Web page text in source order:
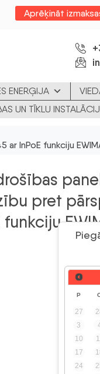
Aprēķināt
ENERĢIJA
UN TĪKLU
InPoE funkciju
pret
P
27
3
10
17
24